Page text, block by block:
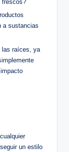
frescos?
a sustancias
las raíces, ya
un estilo